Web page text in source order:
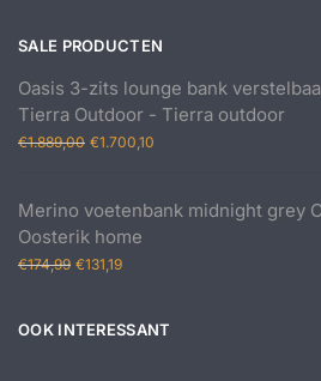
SALE PRODUCTEN
Oasis 3-zits lounge bank
Tierra Outdoor - Tierra outdoor
€1.889,00 Oorspronkelijke
€1.889,00.
€1.700,10
€1.700,10.
Merino voetenbank midnight grey
Oosterik home
€174,99 Oorspronkelijke
€174,99.
€131,19Huidige
€131,19.
OOK INTERESSANT